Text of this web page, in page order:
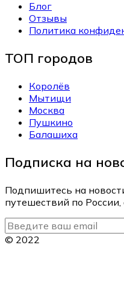
Блог
Отзывы
Политика
ТОП городов
Королёв
Мытищи
Москва
Пушкино
Балашиха
Подписка на
Подпишитесь на
путешествий по
© 2022